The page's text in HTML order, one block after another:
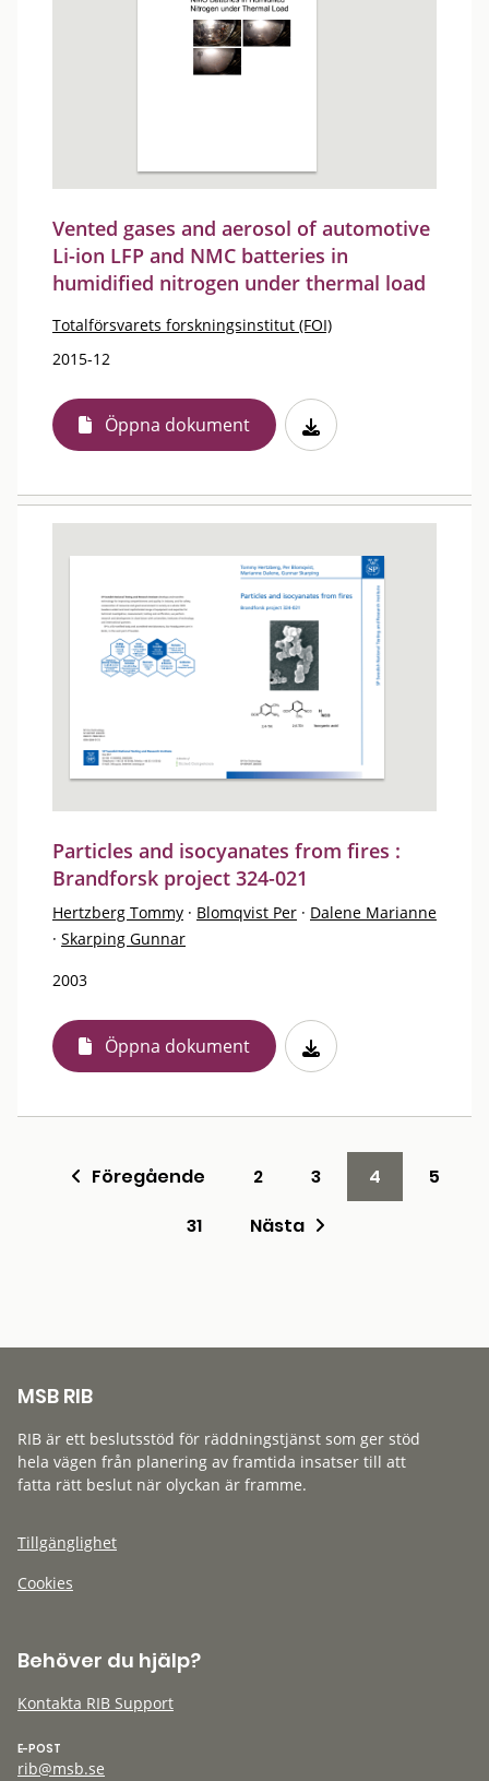
Vented gases and aerosol of automotive
Li-ion LFP and NMC batteries in
humidified nitrogen under thermal load
Totalförsvarets forskningsinstitut (FOI)
2015-12
Öppna dokument
Particles and isocyanates from fires :
Brandforsk project 324-021
Hertzberg Tommy · Blomqvist Per · Dalene Marianne
· Skarping Gunnar
2003
Öppna dokument
Föregående 2 3 4
5
31
Nästa
MSB RIB
RIB är ett beslutsstöd för räddningstjänst som ger stöd
hela vägen från planering av framtida insatser till att
fatta rätt beslut när olyckan är framme.
Tillgänglighet
Cookies
Behöver du hjälp?
Kontakta RIB Support
E-POST
rib@msb.se